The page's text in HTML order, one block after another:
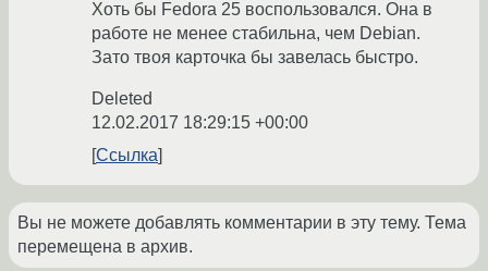
Хоть бы Fedora 25 воспользовался. Она в
работе не менее стабильна, чем Debian.
Зато твоя карточка бы завелась быстро.
Deleted
12.02.2017 18:29:15 +00:00
Ссылка
Вы не можете добавлять комментарии в эту тему. Тема
перемещена в архив.